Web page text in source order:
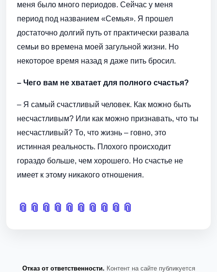
меня было много периодов. Сейчас у меня
период под названием «Семья». Я прошел
достаточно долгий путь от практически развала
семьи во времена моей загульной жизни. Но
некоторое время назад я даже пить бросил.
– Чего вам не хватает для полного счастья?
– Я самый счастливый человек. Как можно быть
несчастливым? Или как можно признавать, что ты
несчастливый? То, что жизнь – говно, это
истинная реальность. Плохого происходит
гораздо больше, чем хорошего. Но счастье не
имеет к этому никакого отношения.
📎 📎 📎 📎 📎 📎 📎 📎 📎 📎
Отказ от ответственности. Контент на сайте публикуется